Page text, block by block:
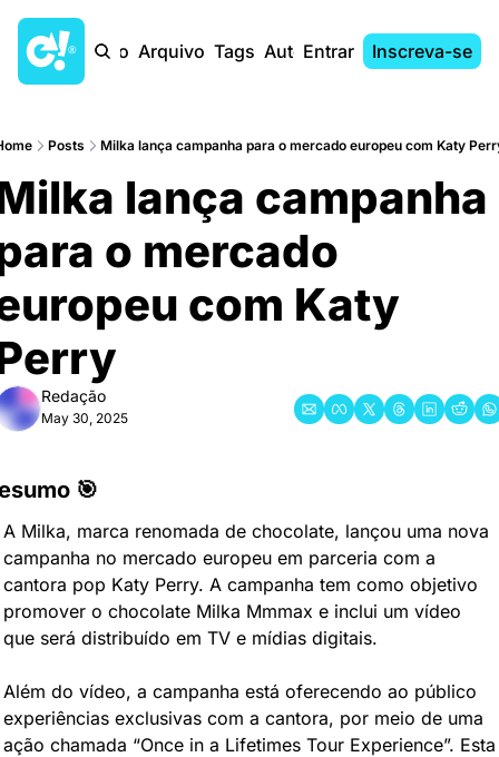
Início Arquivo Tags AutoresEntrar Inscreva-se
Posts Milka lança campanha para o mercado europeu com Katy
lança campanha
o mercado
com Katy
Redação
May 30, 2025
🎯
A Milka, marca renomada de chocolate, lançou uma nova
campanha no mercado europeu em parceria com a
cantora pop Katy Perry. A campanha tem como objetivo
promover o chocolate Milka Mmmax e inclui um vídeo
que será distribuído em TV e mídias digitais.
Além do vídeo, a campanha está oferecendo ao público
experiências exclusivas com a cantora, por meio de uma
ação chamada “Once in a Lifetimes Tour Experience”. Esta